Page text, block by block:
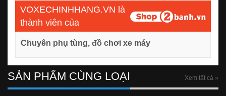
VOXECHINHHANG.VN là
thành viên của
Chuyên phụ tùng, đồ chơi xe máy
SẢN PHẨM CÙNG LOẠI Xem tất cả »